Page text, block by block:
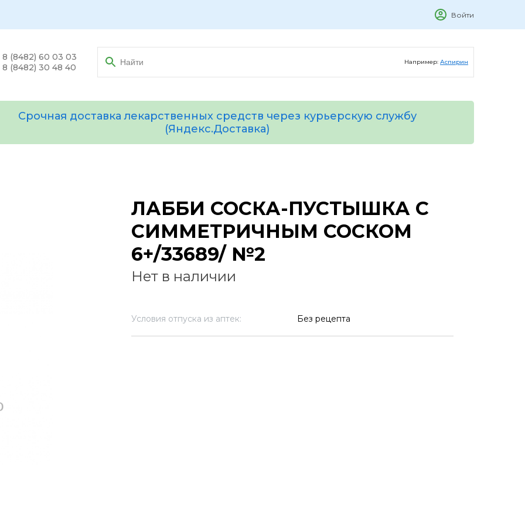
Войти
8 (8482) 60 03 03
8 (8482) 30 48 40
Например: Аспирин
Срочная доставка лекарственных средств через курьерскую службу
(Яндекс.Доставка)
ЛАББИ СОСКА-ПУСТЫШКА С
СИММЕТРИЧНЫМ СОСКОМ
6+/33689/ №2
Нет в наличии
Условия отпуска из аптек: Без рецепта